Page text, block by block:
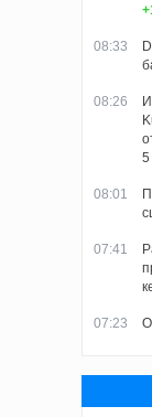
08:33
08:26
5
08:01
07:41
07:23